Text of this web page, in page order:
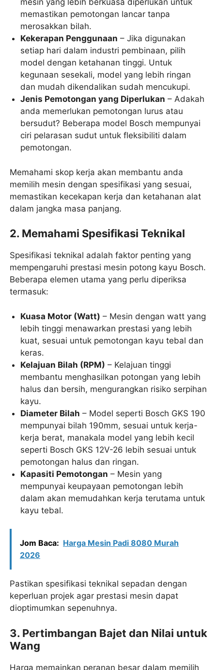
mesin yang lebih berkuasa diperlukan untuk
memastikan pemotongan lancar tanpa
merosakkan bilah.
Kekerapan Penggunaan – Jika digunakan
setiap hari dalam industri pembinaan, pilih
model dengan ketahanan tinggi. Untuk
kegunaan sesekali, model yang lebih ringan
dan mudah dikendalikan sudah mencukupi.
Jenis Pemotongan yang Diperlukan – Adakah
anda memerlukan pemotongan lurus atau
bersudut? Beberapa model Bosch mempunyai
ciri pelarasan sudut untuk fleksibiliti dalam
pemotongan.
Memahami skop kerja akan membantu anda
memilih mesin dengan spesifikasi yang sesuai,
memastikan kecekapan kerja dan ketahanan alat
dalam jangka masa panjang.
2. Memahami Spesifikasi Teknikal
Spesifikasi teknikal adalah faktor penting yang
mempengaruhi prestasi mesin potong kayu Bosch.
Beberapa elemen utama yang perlu diperiksa
termasuk:
Kuasa Motor (Watt) – Mesin dengan watt yang
lebih tinggi menawarkan prestasi yang lebih
kuat, sesuai untuk pemotongan kayu tebal dan
keras.
Kelajuan Bilah (RPM) – Kelajuan tinggi
membantu menghasilkan potongan yang lebih
halus dan bersih, mengurangkan risiko serpihan
kayu.
Diameter Bilah – Model seperti Bosch GKS 190
mempunyai bilah 190mm, sesuai untuk kerja-
kerja berat, manakala model yang lebih kecil
seperti Bosch GKS 12V-26 lebih sesuai untuk
pemotongan halus dan ringan.
Kapasiti Pemotongan – Mesin yang
mempunyai keupayaan pemotongan lebih
dalam akan memudahkan kerja terutama untuk
kayu tebal.
Jom Baca: Harga Mesin Padi 8080 Murah
2026
Pastikan spesifikasi teknikal sepadan dengan
keperluan projek agar prestasi mesin dapat
dioptimumkan sepenuhnya.
3. Pertimbangan Bajet dan Nilai untuk
Wang
Harga memainkan peranan besar dalam memilih